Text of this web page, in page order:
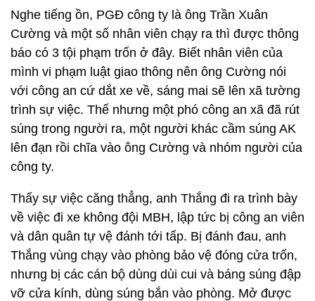
Nghe tiếng ồn, PGĐ công ty là ông Trần Xuân
Cường và một số nhân viên chạy ra thì được thông
báo có 3 tội phạm trốn ở đây. Biết nhân viên của
mình vi phạm luật giao thông nên ông Cường nói
với công an cứ dắt xe về, sáng mai sẽ lên xã tường
trình sự việc. Thế nhưng một phó công an xã đã rút
súng trong người ra, một người khác cầm súng AK
lên đạn rồi chĩa vào ông Cường và nhóm người của
công ty.
Thấy sự việc căng thẳng, anh Thắng đi ra trình bày
về việc đi xe không đội MBH, lập tức bị công an viên
và dân quân tự vệ đánh tới tấp. Bị đánh đau, anh
Thắng vùng chạy vào phòng bảo vệ đóng cửa trốn,
nhưng bị các cán bộ dùng dùi cui và báng súng đập
vỡ cửa kính, dùng súng bắn vào phòng. Mở được